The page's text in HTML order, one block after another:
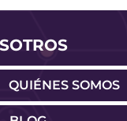
QUIÉNES SOMOS